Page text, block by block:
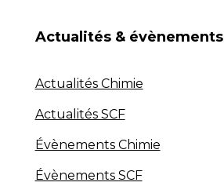
Actualités & évènements
Actualités Chimie
Actualités SCF
Évènements Chimie
Évènements SCF